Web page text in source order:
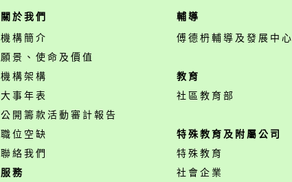
關於我們
機構簡介
願景、使命及價值
機構架構
大事年表
公開籌款活動審計報告
職位空缺
聯絡我們
服務
輔導
傅德枬輔導及發展中心
教育
社區教育部
特殊教育及附屬公司
特殊教育
社會企業